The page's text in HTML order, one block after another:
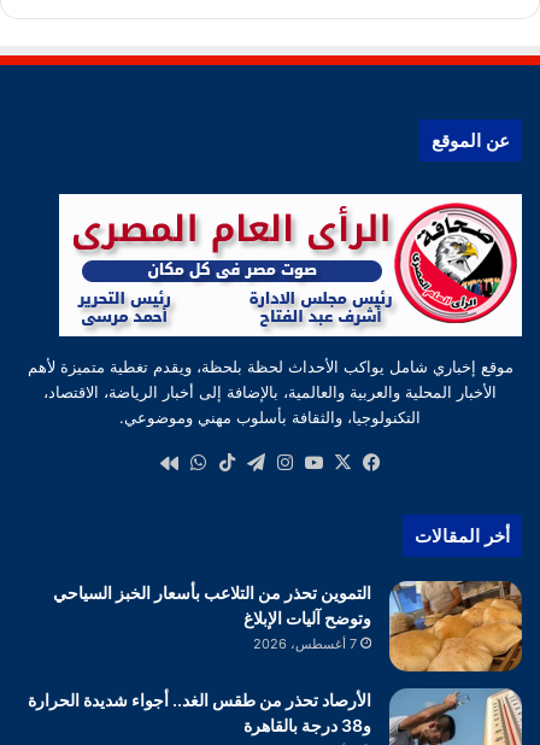
عن الموقع
موقع إخباري شامل يواكب الأحداث لحظة بلحظة، ويقدم تغطية متميزة لأهم
الأخبار المحلية والعربية والعالمية، بالإضافة إلى أخبار الرياضة، الاقتصاد،
التكنولوجيا، والثقافة بأسلوب مهني وموضوعي.
فيسبوك
‫X
‫YouTube
انستقرام
تيلقرام‫TikTokواتساب
أخر المقالات
التموين تحذر من التلاعب بأسعار الخبز السياحي
وتوضح آليات الإبلاغ
7 أغسطس، 2026
الأرصاد تحذر من طقس الغد.. أجواء شديدة الحرارة
و38 درجة بالقاهرة